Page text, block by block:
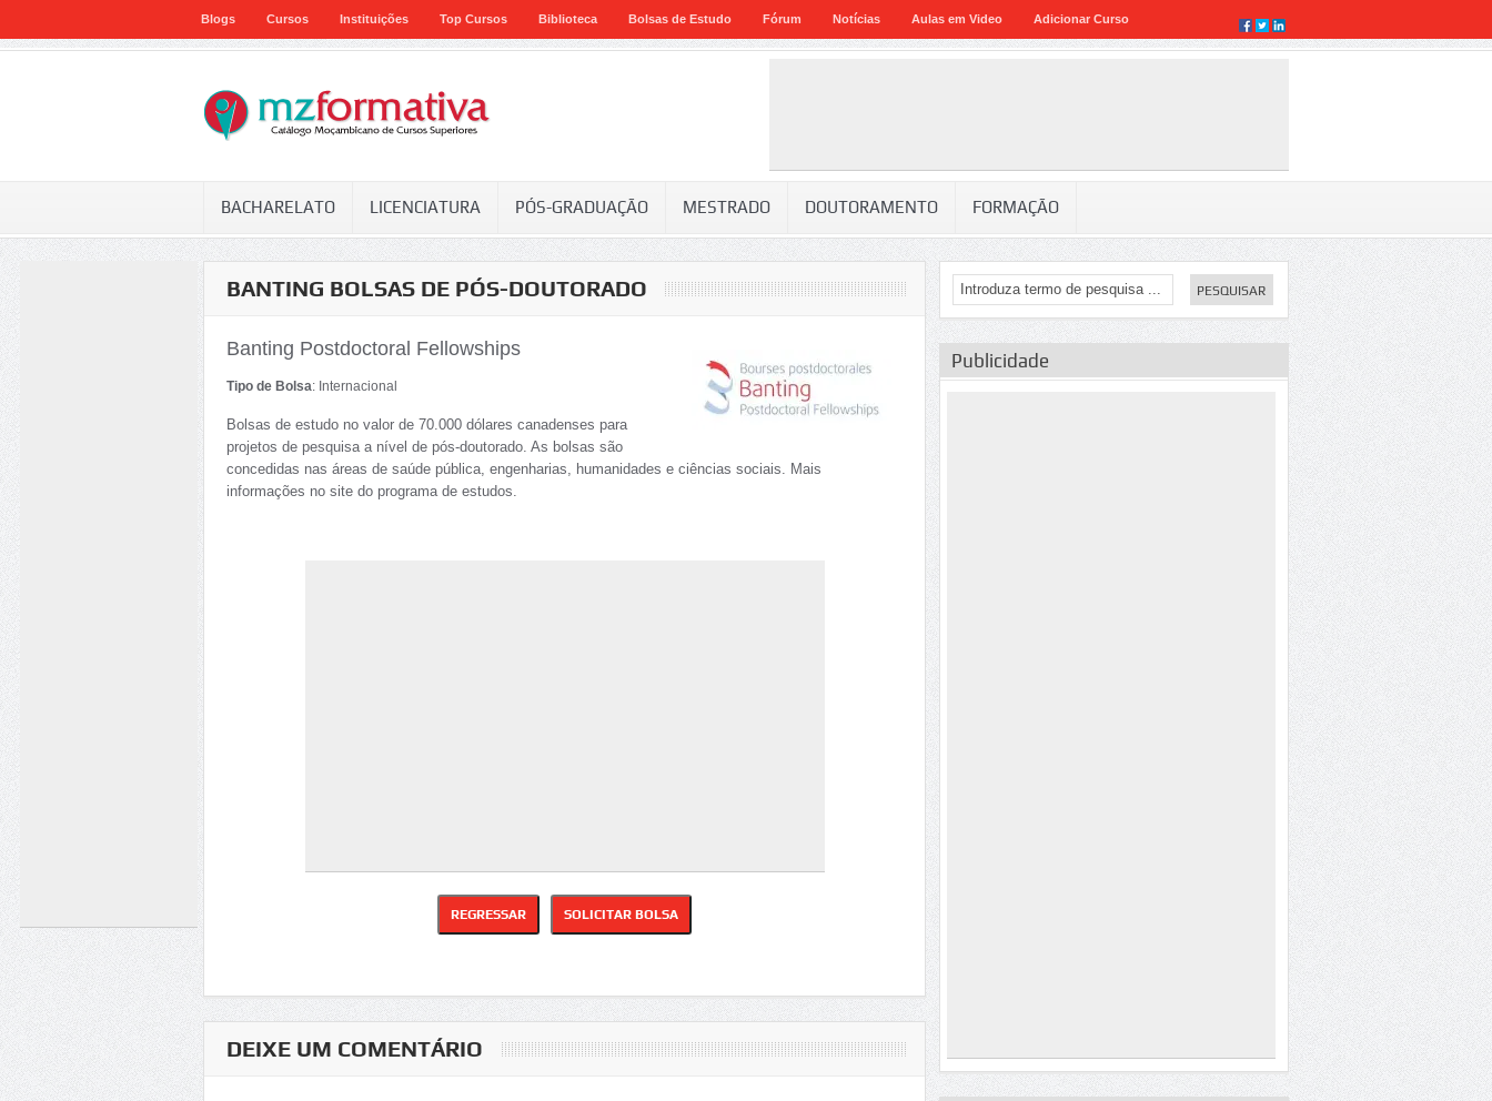
Blogs Cursos Instituições Top Cursos Biblioteca Bolsas de Estudo Fórum Notícias Aulas em Video Adicionar Curso
BACHARELATO LICENCIATURA PÓS-GRADUAÇÃO MESTRADO DOUTORAMENTO FORMAÇÃO
BANTING BOLSAS DE PÓS-DOUTORADO
Banting Postdoctoral Fellowships
Tipo de Bolsa: Internacional
Bolsas de estudo no valor de 70.000 dólares canadenses para
projetos de pesquisa a nível de pós-doutorado. As bolsas são
concedidas nas áreas de saúde pública, engenharias, humanidades e ciências sociais. Mais
informações no site do programa de estudos.
DEIXE UM COMENTÁRIO
Publicidade